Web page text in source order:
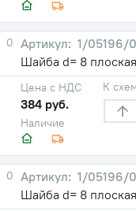
0
1/05196/
Шайба d= 8
Наличие
Цена с НДС
384 руб.
К
0
1/05196/
Шайба d= 8 плоская